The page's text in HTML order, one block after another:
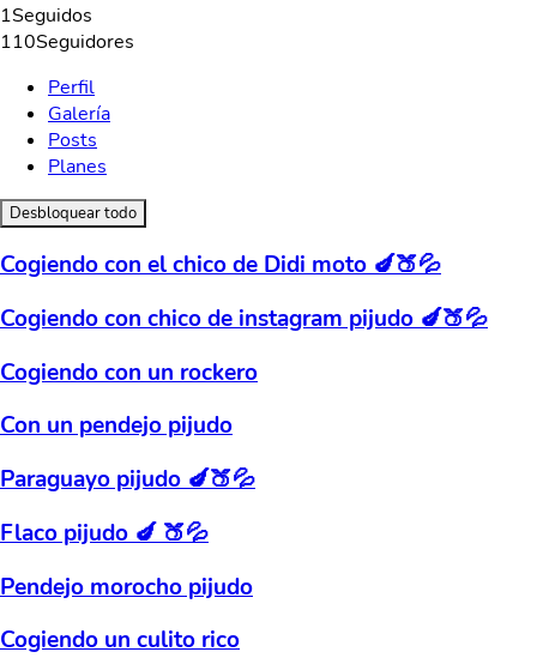
1Seguidos
110Seguidores
Perfil
Galería
Posts
Planes
Desbloquear todo
Cogiendo con el chico de Didi moto 🍆🍑💦
Cogiendo con chico de instagram pijudo 🍆🍑💦
Cogiendo con un rockero
Con un pendejo pijudo
Paraguayo pijudo 🍆🍑💦
Flaco pijudo 🍆 🍑💦
Pendejo morocho pijudo
Cogiendo un culito rico